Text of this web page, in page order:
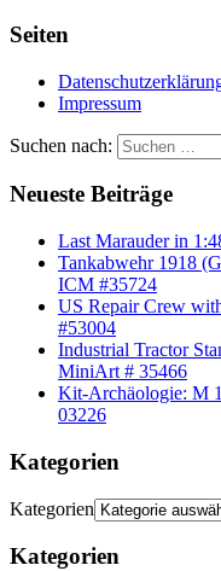
Seiten
Impressum
Suchen nach:
Neueste Beiträge
Last Marauder in
Tankabwehr 1918
ICM #35724
US Repair Crew
#53004
Industrial Tractor
MiniArt # 35466
Kit-Archäologie: M
03226
Kategorien
Kategorien
Kategorien